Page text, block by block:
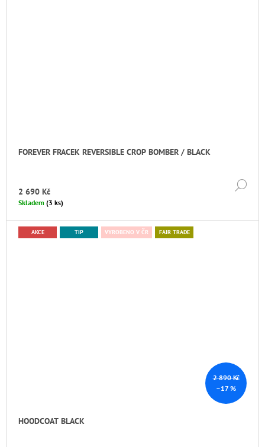
FOREVER FRACEK REVERSIBLE CROP BOMBER / BLACK
2 690 Kč
Skladem (3 ks)
2 890 Kč
–17 %
AKCE TIP VYROBENO V ČR FAIR TRADE
HOODCOAT BLACK